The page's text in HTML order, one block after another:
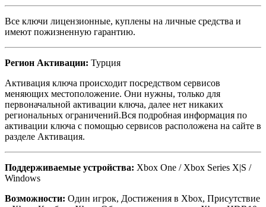
Все ключи лицензионные, куплены на личные средства и
имеют пожизненную гарантию.
Регион Активации: Турция
Активация ключа происходит посредством сервисов
меняющих местоположение. Они нужны, только для
первоначальной активации ключа, далее нет никаких
региональных ограничений.Вся подробная информация по
активации ключа с помощью сервисов расположена на сайте в
разделе Активация.
Поддерживаемые устройства: Xbox One / Xbox Series X|S /
Windows
Возможности: Один игрок, Достижения в Xbox, Присутствие